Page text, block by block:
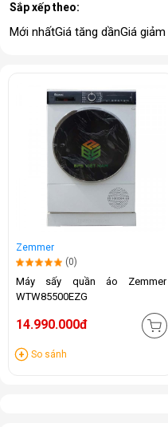
Sắp xếp theo:
Mới nhấtGiá tăng dầnGiá giảm
Zemmer
(0)
Máy sấy quần áo Zemmer
WTW85500EZG
14.990.000đ
So sánh